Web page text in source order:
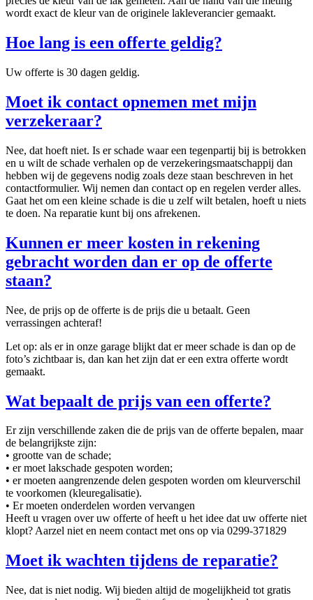
wordt exact de kleur van de originele lakleverancier gemaakt.
Hoe lang is een offerte geldig?
Uw offerte is 30 dagen geldig.
Moet ik contact opnemen met mijn
verzekeraar?
Nee, dat hoeft niet. Is er schade waar een tegenpartij bij is betrokken
en u wilt de schade verhalen op de verzekeringsmaatschappij dan
hebben wij de gegevens nodig zoals deze staan beschreven in het
contactformulier. Wij nemen dan contact op en regelen verder alles.
Gaat het om een kleine schade is die u zelf wilt betalen, hoeft u niets
te doen. Na reparatie kunt bij ons afrekenen.
Kunnen er meer kosten in rekening
gebracht worden dan er op de offerte
staan?
Nee, de prijs op de offerte is de prijs die u betaalt. Geen
verrassingen achteraf!
Let op: als er in onze garage blijkt dat er meer schade is dan op de
foto’s zichtbaar is, dan kan het zijn dat er een extra offerte wordt
gemaakt.
Wat bepaalt de prijs van een offerte?
Er zijn verschillende zaken die de prijs van de offerte bepalen, maar
de belangrijkste zijn:
• grootte van de schade;
• er moet lakschade gespoten worden;
• er moeten aangrenzende delen gespoten worden om kleurverschil
te voorkomen (kleuregalisatie).
• Er moeten onderdelen worden vervangen
Heeft u vragen over uw offerte of heeft u het idee dat uw offerte niet
klopt? Aarzel niet en neem contact met ons op via 0299-371829
Moet ik wachten tijdens de reparatie?
Nee, dat is niet nodig. Wij bieden altijd de mogelijkheid tot gratis